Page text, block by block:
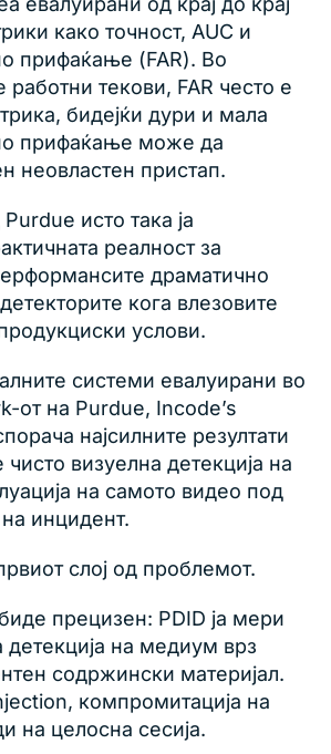
како точност, AUC и
прифаќање (FAR). Во
работни текови, FAR често е
бидејќи дури и мала
прифаќање може да
неовластен пристап.
исто така ја
реалност за
драматично
кога влезовите
услови.
системи евалуирани во
от на Purdue, Incode’s
најсилните резултати
чисто визуелна детекција на
на самото видео под
инцидент.
слој од проблемот.
прецизен: PDID ја мери
детекција на медиум врз
содржински материјал.
компромитација на
на целосна сесија.